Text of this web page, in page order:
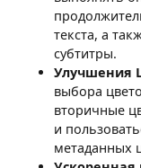
текста, а
субтитры.
Улучшения
выбора
вторичные
и
метаданных